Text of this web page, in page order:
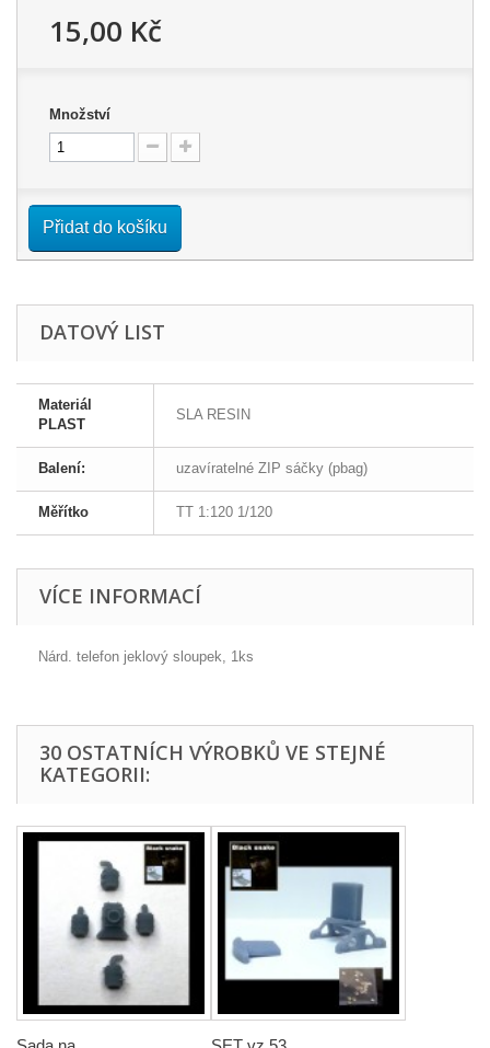
15,00 Kč
Množství
Přidat do košíku
DATOVÝ LIST
Materiál
PLAST
SLA RESIN
Balení: uzavíratelné ZIP sáčky (pbag)
Měřítko TT 1:120 1/120
VÍCE INFORMACÍ
Nárd. telefon jeklový sloupek, 1ks
30 OSTATNÍCH VÝROBKŮ VE STEJNÉ
KATEGORII: